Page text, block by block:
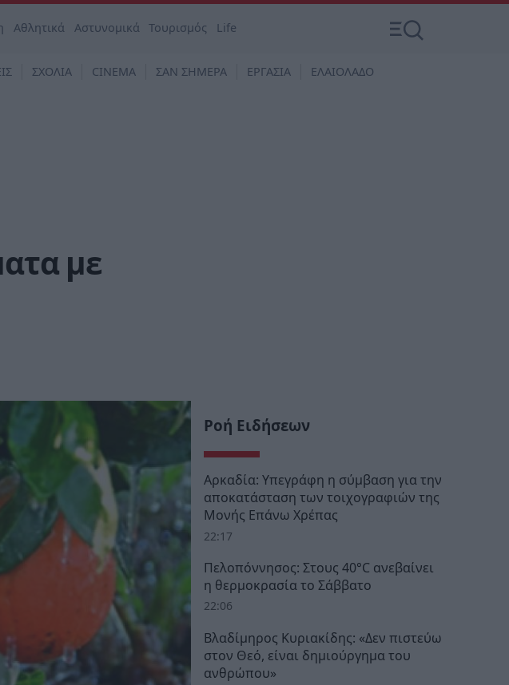
Αθλητικά Αστυνομικά Τουρισμός Life
ΣΧΟΛΙΑ CINEMA ΣΑΝ ΣΗΜΕΡΑ ΕΡΓΑΣΙΑ ΕΛΑΙΟΛΑΔΟ
με
Ροή Ειδήσεων
Αρκαδία: Υπεγράφη η σύμβαση για την
αποκατάσταση των τοιχογραφιών της
Μονής Επάνω Χρέπας
22:17
Πελοπόννησος: Στους 40°C ανεβαίνει
η θερμοκρασία το Σάββατο
22:06
Βλαδίμηρος Κυριακίδης: «Δεν πιστεύω
στον Θεό, είναι δημιούργημα του
ανθρώπου»